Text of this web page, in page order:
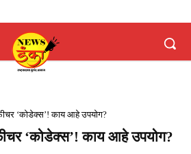
‘कोडेक्स’! काय आहे उपयोग?
‘कोडेक्स’! काय आहे उपयोग?